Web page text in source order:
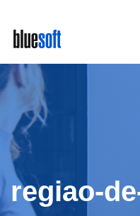
main
content
regiao-